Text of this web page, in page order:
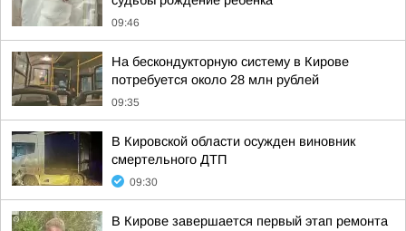
09:46
На бескондукторную систему в Кирове
потребуется около 28 млн рублей
09:35
В Кировской области осужден виновник
смертельного ДТП
09:30
В Кирове завершается первый этап ремонта